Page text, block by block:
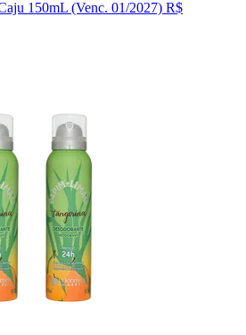
150mL (Venc. 01/2027) R$